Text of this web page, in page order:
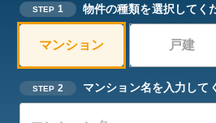
STEP 1 物件の種類を選択してく
マンション 戸建
STEP 2 マンション名を入力して